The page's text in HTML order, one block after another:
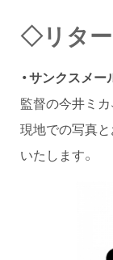
◇リタ
・サンクスメー
監督の今井ミカ
現地での写真
いたします。